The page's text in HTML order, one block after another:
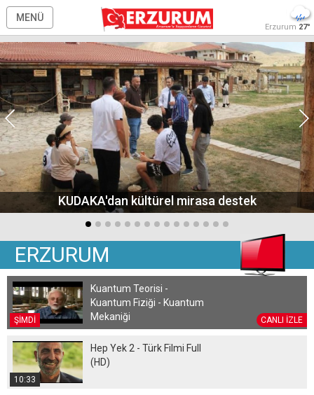
MENÜ
Erzurum 27°
KUDAKA'dan kültürel mirasa destek
ERZURUM
ŞİMDİ CANLI İZLE
Kuantum Teorisi -
Kuantum Fiziği - Kuantum
Mekaniği
10:33
Hep Yek 2 - Türk Filmi Full
(HD)